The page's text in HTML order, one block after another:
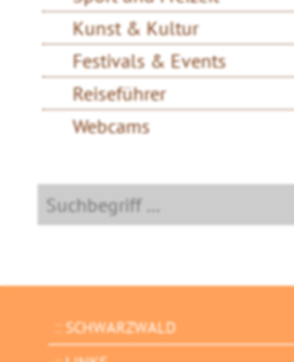
Kunst & Kultur
Festivals & Events
Reiseführer
Webcams
SCHWARZWALD